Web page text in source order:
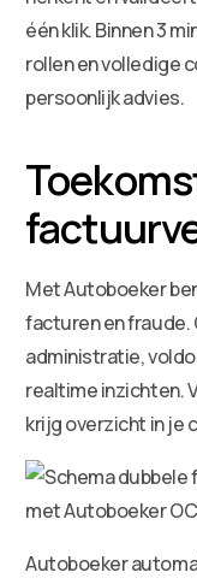
één klik. Binnen 3
rollen en volledige
persoonlijk advies.
Met Autoboeker
facturen en fraude.
administratie,
realtime inzichten.
krijg overzicht in je
Autoboeker